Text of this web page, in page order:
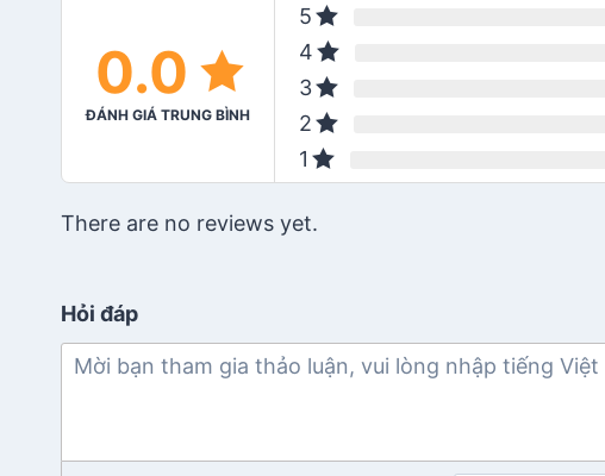
0.0
ĐÁNH GIÁ TRUNG BÌNH
5
4
3
2
1
There are no reviews yet.
Hỏi đáp